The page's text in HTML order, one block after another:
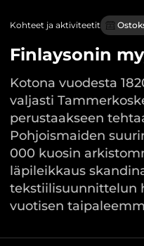
Kohteet ja aktiviteetit
Finlaysonin
Kotona vuodesta
valjasti
perustaakseen
Pohjoismaiden
000 kuosin
läpileikkaus
tekstiilisuunnittelun
vuotisen